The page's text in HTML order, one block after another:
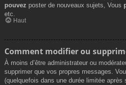
pouvez poster de nouveaux sujets, Vous
etc.
Haut
Comment modifier ou
À moins d’être administrateur ou
supprimer que vos propres messages.
(quelquefois dans une durée limitée